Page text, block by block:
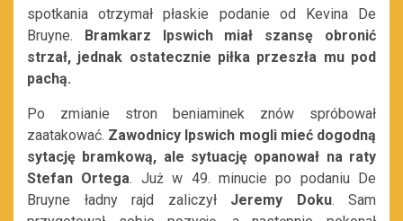
spotkania otrzymał płaskie podanie od Kevina De
Bruyne. Bramkarz Ipswich miał szansę obronić
strzał, jednak ostatecznie piłka przeszła mu pod
pachą.
Po zmianie stron beniaminek znów spróbował
zaatakować. Zawodnicy Ipswich mogli mieć dogodną
sytację bramkową, ale sytuację opanował na raty
Stefan Ortega. Już w 49. minucie po podaniu De
Bruyne ładny rajd zaliczył Jeremy Doku. Sam